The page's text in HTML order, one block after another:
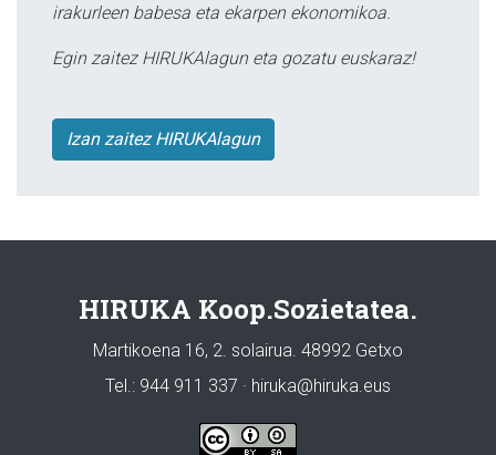
irakurleen babesa eta ekarpen ekonomikoa.
Egin zaitez HIRUKAlagun eta gozatu euskaraz!
Izan zaitez HIRUKAlagun
HIRUKA Koop.Sozietatea.
Martikoena 16, 2. solairua. 48992 Getxo
Tel.: 944 911 337 · hiruka@hiruka.eus